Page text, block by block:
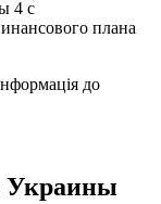
4 с
плана
до
Украины